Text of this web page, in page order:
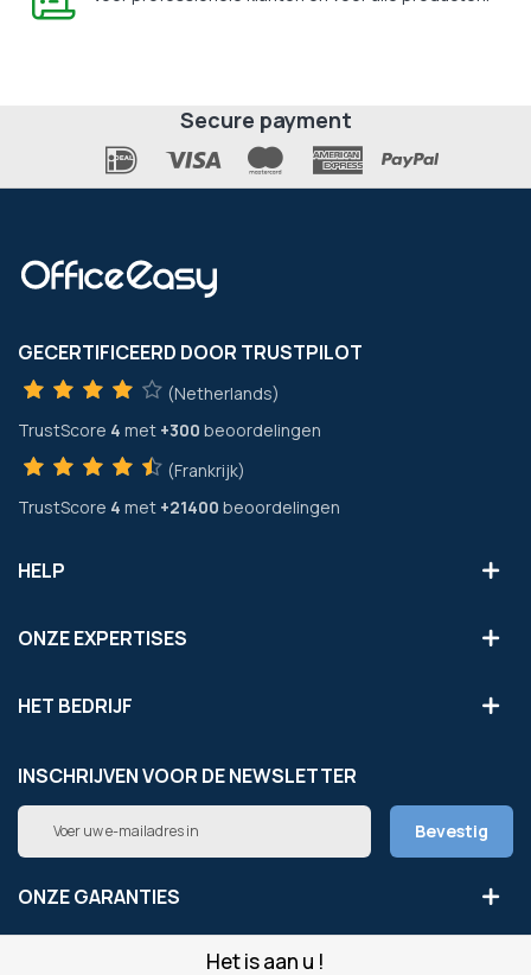
Het is aan u !
Secure payment
GECERTIFICEERD DOOR TRUSTPILOT
(Netherlands)
TrustScore 4 met +300 beoordelingen
(Frankrijk)
TrustScore 4 met +21400 beoordelingen
HELP
ONZE EXPERTISES
HET BEDRIJF
INSCHRIJVEN VOOR DE NEWSLETTER
Abonneer
op
onze
nieuwsbrief
Bevestig
ONZE GARANTIES